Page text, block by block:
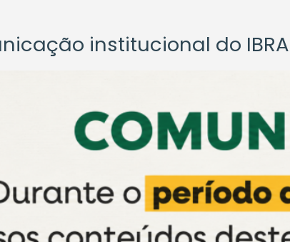
institucional do